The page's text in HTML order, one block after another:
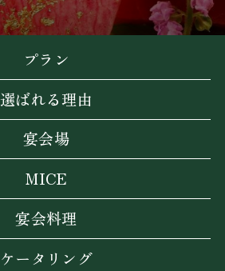
プラン
選ばれる理由
宴会場
MICE
宴会料理
ケータリング